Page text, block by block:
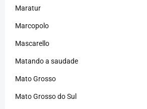
Maratur
Marcopolo
Mascarello
Matando a saudade
Mato Grosso
Mato Grosso do Sul